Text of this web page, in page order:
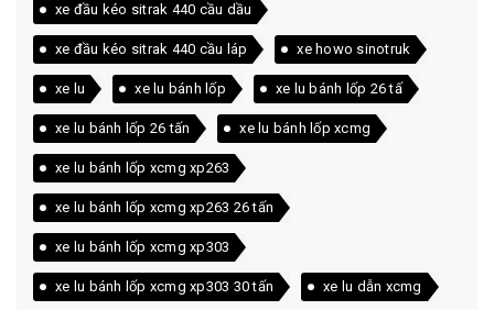
xe đầu kéo sitrak 440 cầu dầu
xe đầu kéo sitrak 440 cầu láp xe howo sinotruk
xe lu xe lu bánh lốp xe lu bánh lốp 26 tấ
xe lu bánh lốp 26 tấn xe lu bánh lốp xcmg
xe lu bánh lốp xcmg xp263
xe lu bánh lốp xcmg xp263 26 tấn
xe lu bánh lốp xcmg xp303
xe lu bánh lốp xcmg xp303 30 tấn xe lu dẫn xcmg